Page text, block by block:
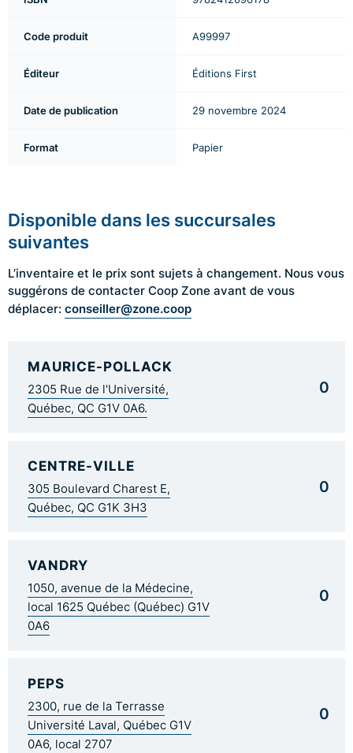
Code produit A99997
Éditeur Éditions First
Date de publication 29 novembre 2024
Format Papier
Disponible dans les succursales
suivantes
L’inventaire et le prix sont sujets à changement. Nous vous
suggérons de contacter Coop Zone avant de vous
déplacer: conseiller@zone.coop
MAURICE-POLLACK
2305 Rue de l'Université,
Québec, QC G1V 0A6.
0
CENTRE-VILLE
305 Boulevard Charest E,
Québec, QC G1K 3H3
0
VANDRY
1050, avenue de la Médecine,
local 1625 Québec (Québec) G1V
0A6
0
PEPS
2300, rue de la Terrasse
Université Laval, Québec G1V
0A6, local 2707
0